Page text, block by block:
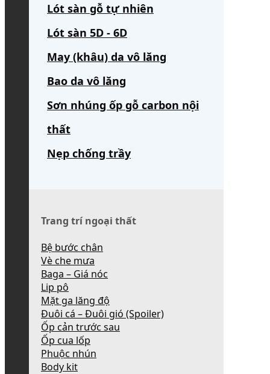
Lót sàn gỗ tự nhiên
Lót sàn 5D - 6D
May (khâu) da vô lăng
Bao da vô lăng
Sơn nhúng ốp gỗ carbon nội
thất
Nẹp chống trầy
Trang trí ngoại thất
Bệ bước chân
Vè che mưa
Baga – Giá nóc
Lip pô
Mặt ga lăng độ
Đuôi cá – Đuôi gió (Spoiler)
Ốp cản trước sau
Ốp cua lốp
Phuộc nhún
Body kit